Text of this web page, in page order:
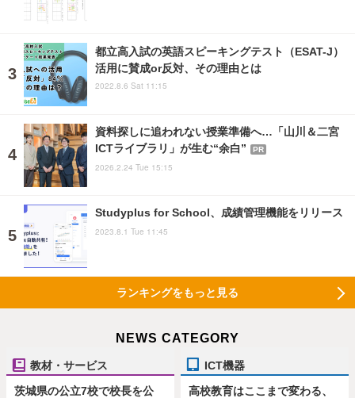
都立高入試の英語スピーキングテスト（ESAT-J）
活用に賛成or反対、その理由とは
2022.8.6 Sat 11:15
資料探しに追われない授業準備へ…「山川＆二宮
ICTライブラリ」が生む“余白”
PR
2026.2.24 Tue 15:15
Studyplus for School、成績管理機能をリリース
2023.8.1 Tue 11:45
ランキングをもっと見る
NEWS CATEGORY
教材・サービス
茨城県の公立7校で校長を公
ICT機器
高校教育はここまで変わる、